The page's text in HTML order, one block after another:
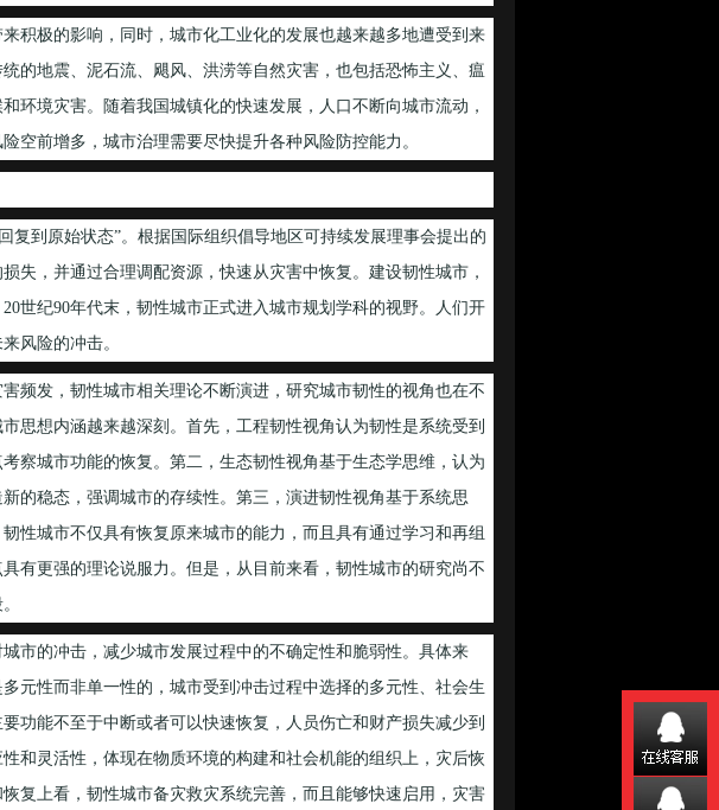
极的影响，同时，城市化工业化的发展也越来越多地遭受到来
的地震、泥石流、飓风、洪涝等自然灾害，也包括恐怖主义、瘟
环境灾害。随着我国城镇化的快速发展，人口不断向城市流动，
空前增多，城市治理需要尽快提升各种风险防控能力。
到原始状态”。根据国际组织倡导地区可持续发展理事会提出的
失，并通过合理调配资源，快速从灾害中恢复。建设韧性城市，
世纪90年代末，韧性城市正式进入城市规划学科的视野。人们开
风险的冲击。
发，韧性城市相关理论不断演进，研究城市韧性的视角也在不
思想内涵越来越深刻。首先，工程韧性视角认为韧性是系统受到
察城市功能的恢复。第二，生态韧性视角基于生态学思维，认为
的稳态，强调城市的存续性。第三，演进韧性视角基于系统思
性城市不仅具有恢复原来城市的能力，而且具有通过学习和再组
有更强的理论说服力。但是，从目前来看，韧性城市的研究尚不
的冲击，减少城市发展过程中的不确定性和脆弱性。具体来
元性而非单一性的，城市受到冲击过程中选择的多元性、社会生
功能不至于中断或者可以快速恢复，人员伤亡和财产损失减少到
和灵活性，体现在物质环境的构建和社会机能的组织上，灾后恢
复上看，韧性城市备灾救灾系统完善，而且能够快速启用，灾害